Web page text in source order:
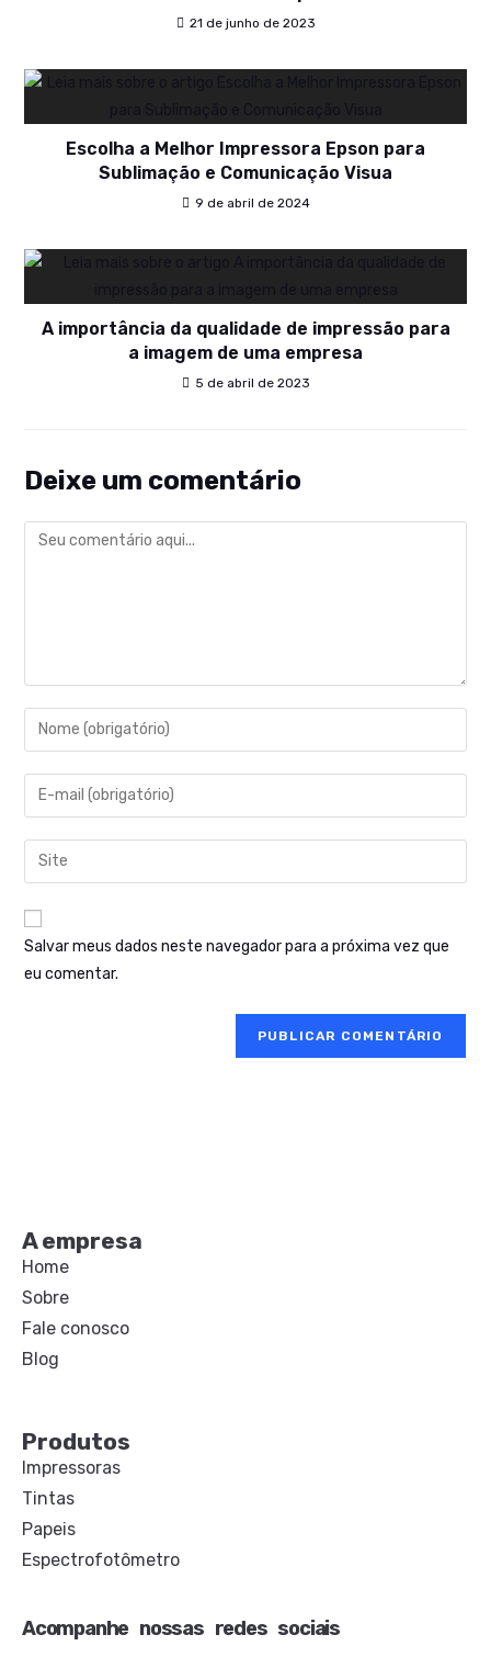
21 de junho de 2023
Escolha a Melhor Impressora Epson para
Sublimação e Comunicação Visua
9 de abril de 2024
A importância da qualidade de impressão para
a imagem de uma empresa
5 de abril de 2023
Deixe um comentário
Salvar meus dados neste navegador para a próxima vez que
eu comentar.
A empresa
Home
Sobre
Fale conosco
Blog
Produtos
Impressoras
Tintas
Papeis
Espectrofotômetro
Acompanhe nossas redes sociais